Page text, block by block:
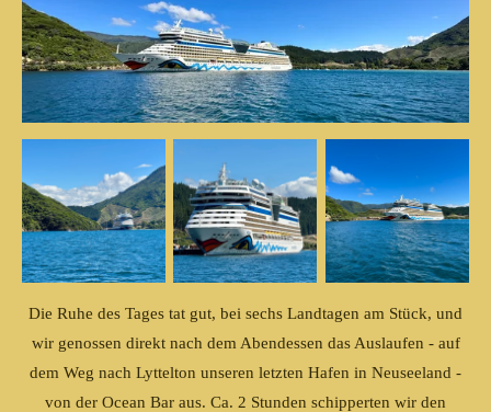
Die Ruhe des Tages tat gut, bei sechs Landtagen am Stück, und
wir genossen direkt nach dem Abendessen das Auslaufen - auf
dem Weg nach Lyttelton unseren letzten Hafen in Neuseeland -
von der Ocean Bar aus. Ca. 2 Stunden schipperten wir den